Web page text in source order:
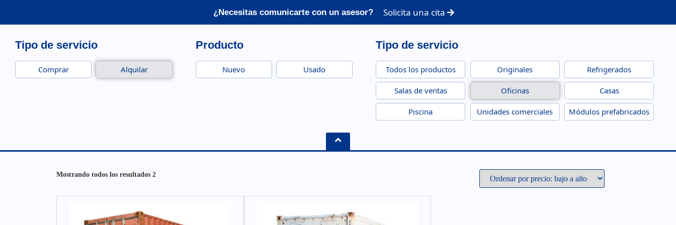
¿Necesitas comunicarte con un asesor? Solicita una cita
Tipo de servicio
Comprar Alquilar
Producto
Nuevo Usado
Tipo de servicio
Todos los productos
Salas de ventas
Piscina
Originales
Oficinas
Unidades comerciales
Refrigerados
Casas
Módulos prefabricados
Mostrando todos los resultados 2